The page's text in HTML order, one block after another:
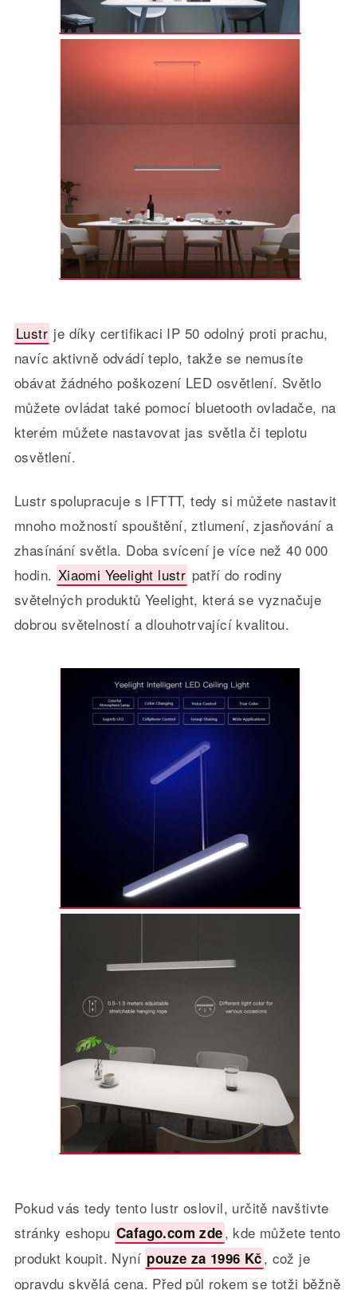
Lustr je díky certifikaci IP 50 odolný proti prachu,
navíc aktivně odvádí teplo, takže se nemusíte
obávat žádného poškození LED osvětlení. Světlo
můžete ovládat také pomocí bluetooth ovladače, na
kterém můžete nastavovat jas světla či teplotu
osvětlení.
Lustr spolupracuje s IFTTT, tedy si můžete nastavit
mnoho možností spouštění, ztlumení, zjasňování a
zhasínání světla. Doba svícení je více než 40 000
hodin. Xiaomi Yeelight lustr patří do rodiny
světelných produktů Yeelight, která se vyznačuje
dobrou světelností a dlouhotrvající kvalitou.
Pokud vás tedy tento lustr oslovil, určitě navštivte
stránky eshopu Cafago.com zde, kde můžete tento
produkt koupit. Nyní pouze za 1996 Kč, což je
opravdu skvělá cena. Před půl rokem se totži běžně